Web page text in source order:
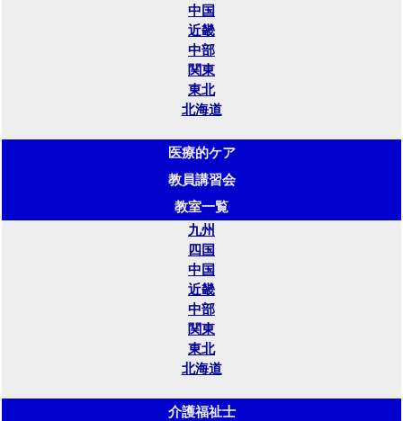
中国
近畿
中部
関東
東北
北海道
医療的ケア
教員講習会
教室一覧
九州
四国
中国
近畿
中部
関東
東北
北海道
介護福祉士